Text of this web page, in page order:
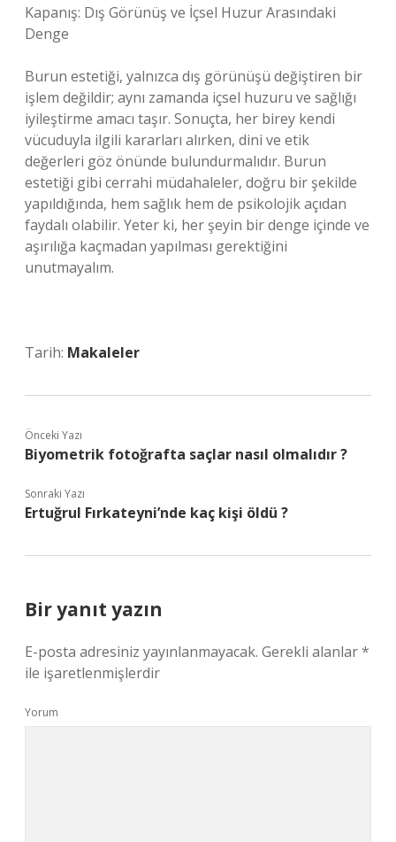
Kapanış: Dış Görünüş ve İçsel Huzur Arasındaki
Denge
Burun estetiği, yalnızca dış görünüşü değiştiren bir
işlem değildir; aynı zamanda içsel huzuru ve sağlığı
iyileştirme amacı taşır. Sonuçta, her birey kendi
vücuduyla ilgili kararları alırken, dini ve etik
değerleri göz önünde bulundurmalıdır. Burun
estetiği gibi cerrahi müdahaleler, doğru bir şekilde
yapıldığında, hem sağlık hem de psikolojik açıdan
faydalı olabilir. Yeter ki, her şeyin bir denge içinde ve
aşırılığa kaçmadan yapılması gerektiğini
unutmayalım.
Tarih: Makaleler
Önceki Yazı
Biyometrik fotoğrafta saçlar nasıl olmalıdır ?
Sonraki Yazı
Ertuğrul Fırkateyni’nde kaç kişi öldü ?
Bir yanıt yazın
E-posta adresiniz yayınlanmayacak. Gerekli alanlar*
ile işaretlenmişlerdir
Yorum